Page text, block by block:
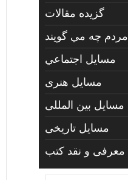
گزیده مقالات
مردم چه مي گويند
مسايل اجتماعي
مسايل هنری
مسایل بین المللی
مسایل تاریخی
معرفی و نقد کتب